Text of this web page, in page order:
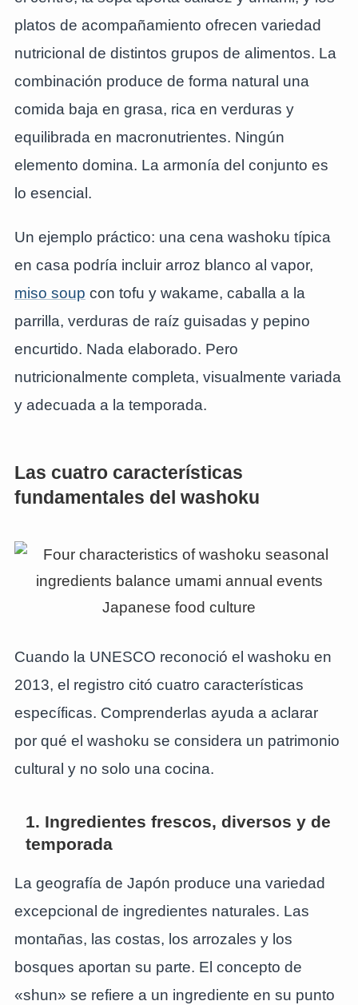
platos de acompañamiento ofrecen variedad
nutricional de distintos grupos de alimentos. La
combinación produce de forma natural una
comida baja en grasa, rica en verduras y
equilibrada en macronutrientes. Ningún
elemento domina. La armonía del conjunto es
lo esencial.
Un ejemplo práctico: una cena washoku típica
en casa podría incluir arroz blanco al vapor,
miso soup con tofu y wakame, caballa a la
parrilla, verduras de raíz guisadas y pepino
encurtido. Nada elaborado. Pero
nutricionalmente completa, visualmente variada
y adecuada a la temporada.
Las cuatro características
fundamentales del washoku
Cuando la UNESCO reconoció el washoku en
2013, el registro citó cuatro características
específicas. Comprenderlas ayuda a aclarar
por qué el washoku se considera un patrimonio
cultural y no solo una cocina.
1. Ingredientes frescos, diversos y de
temporada
La geografía de Japón produce una variedad
excepcional de ingredientes naturales. Las
montañas, las costas, los arrozales y los
bosques aportan su parte. El concepto de
«shun» se refiere a un ingrediente en su punto